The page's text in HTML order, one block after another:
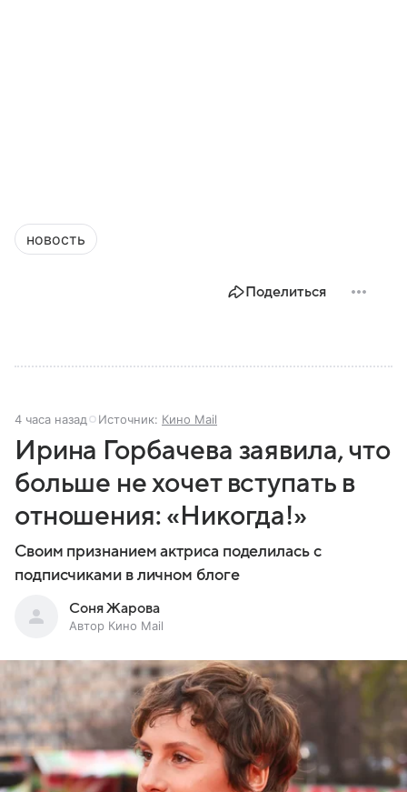
новость
Поделиться
4 часа назад Источник: Кино Mail
Ирина Горбачева заявила, что
больше не хочет вступать в
отношения: «Никогда!»
Своим признанием актриса поделилась с
подписчиками в личном блоге
Соня Жарова
Автор Кино Mail